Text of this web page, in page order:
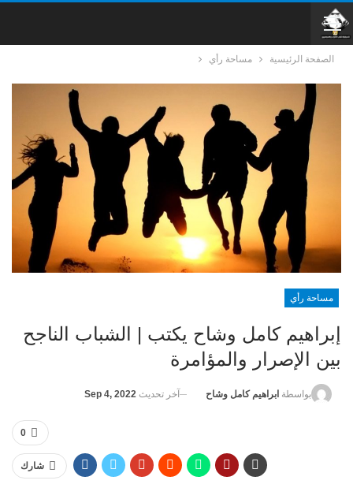
الصفحة الرئيسية مساحة رأي
مساحة رأي
إبراهيم كامل وشاح يكتب | الشباب الناجح
بين الإصرار والمؤامرة
بواسطة ابراهيم كامل وشاح آخر تحديث Sep 4, 2022
0
شارك